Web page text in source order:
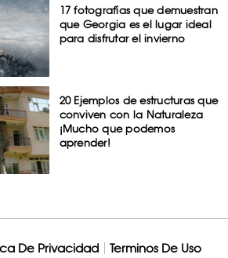
17 fotografías que demuestran
que Georgia es el lugar ideal
para disfrutar el invierno
20 Ejemplos de estructuras que
conviven con la Naturaleza
¡Mucho que podemos
aprender!
De Privacidad Terminos De Uso